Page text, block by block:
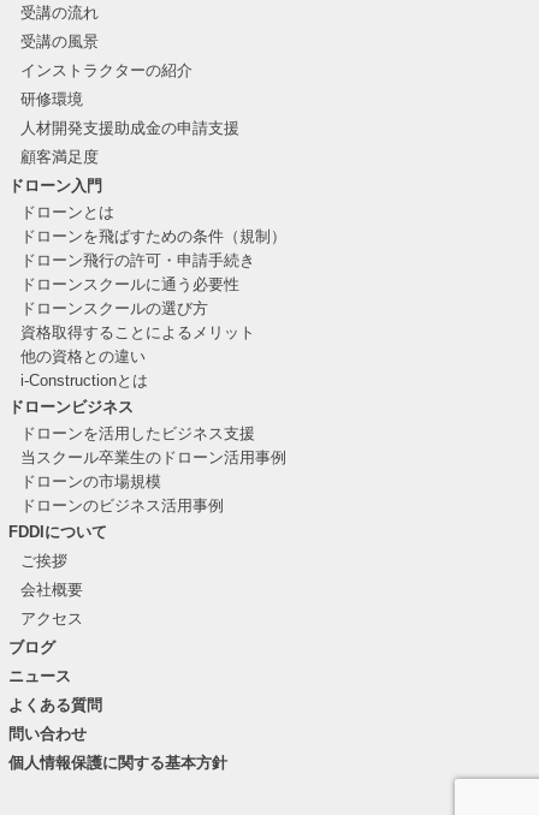
受講の流れ
受講の風景
インストラクターの紹介
研修環境
人材開発支援助成金の申請支援
顧客満足度
ドローン入門
ドローンとは
ドローンを飛ばすための条件（規制）
ドローン飛行の許可・申請手続き
ドローンスクールに通う必要性
ドローンスクールの選び方
資格取得することによるメリット
他の資格との違い
i-Constructionとは
ドローンビジネス
ドローンを活用したビジネス支援
当スクール卒業生のドローン活用事例
ドローンの市場規模
ドローンのビジネス活用事例
FDDIについて
ご挨拶
会社概要
アクセス
ブログ
ニュース
よくある質問
問い合わせ
個人情報保護に関する基本方針